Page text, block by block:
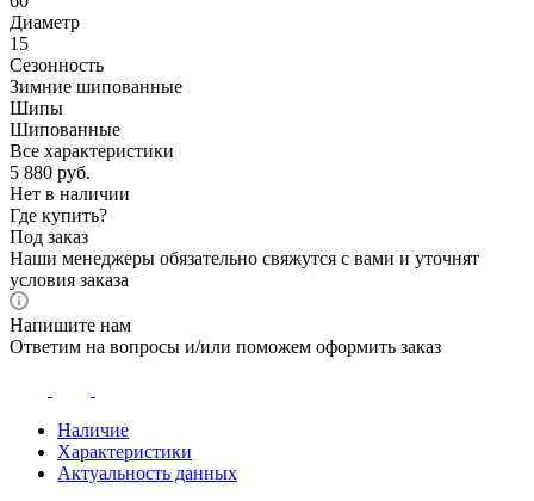
Диаметр
15
Сезонность
Зимние шипованные
Шипы
Шипованные
Все характеристики
5 880 руб.
Нет в наличии
Где купить?
Под заказ
Наши менеджеры обязательно свяжутся с вами и уточнят
условия заказа
Напишите нам
Ответим на вопросы и/или поможем оформить заказ
Наличие
Характеристики
Актуальность данных